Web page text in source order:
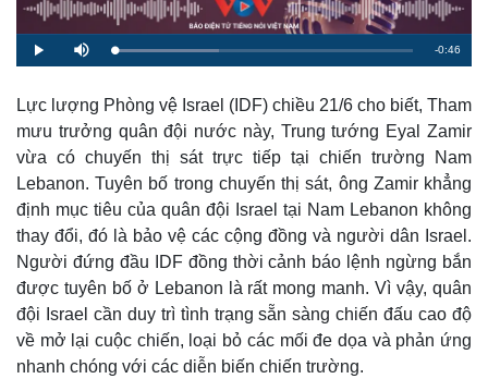
P
l
M
u
L
o
e
d
3
5
.
2
1
%
R
a
i
n
g
-0:46
Lực lượng Phòng vệ Israel (IDF) chiều 21/6 cho biết, Tham
mưu trưởng quân đội nước này, Trung tướng Eyal Zamir
vừa có chuyến thị sát trực tiếp tại chiến trường Nam
Lebanon. Tuyên bố trong chuyến thị sát, ông Zamir khẳng
định mục tiêu của quân đội Israel tại Nam Lebanon không
thay đổi, đó là bảo vệ các cộng đồng và người dân Israel.
Người đứng đầu IDF đồng thời cảnh báo lệnh ngừng bắn
được tuyên bố ở Lebanon là rất mong manh. Vì vậy, quân
đội Israel cần duy trì tình trạng sẵn sàng chiến đấu cao độ
về mở lại cuộc chiến, loại bỏ các mối đe dọa và phản ứng
nhanh chóng với các diễn biến chiến trường.